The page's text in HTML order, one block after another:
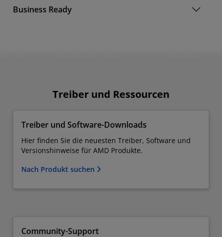
Business Ready
Treiber und Ressourcen
Treiber und Software-Downloads
Hier finden Sie die neuesten Treiber, Software und
Versionshinweise für AMD Produkte.
Nach Produkt suchen
Community-Support